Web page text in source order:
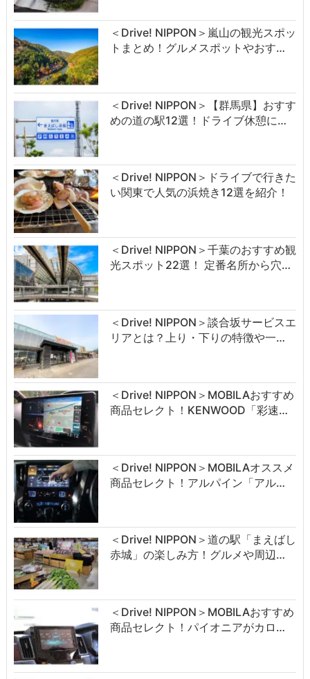
＜Drive! NIPPON＞嵐山の観光スポッ
トまとめ！グルメスポットやおす…
＜Drive! NIPPON＞【群馬県】おすす
めの道の駅12選！ドライブ休憩に…
＜Drive! NIPPON＞ドライブで行きた
い関東で人気の浜焼き12選を紹介！
＜Drive! NIPPON＞千葉のおすすめ観
光スポット22選！ 定番名所から穴…
＜Drive! NIPPON＞談合坂サービスエ
リアとは？上り・下りの特徴や一…
＜Drive! NIPPON＞MOBILAおすすめ
商品セレクト！KENWOOD「彩速…
＜Drive! NIPPON＞MOBILAオススメ
商品セレクト！アルパイン「アル…
＜Drive! NIPPON＞道の駅「まえばし
赤城」の楽しみ方！グルメや周辺…
＜Drive! NIPPON＞MOBILAおすすめ
商品セレクト！パイオニアがカロ…